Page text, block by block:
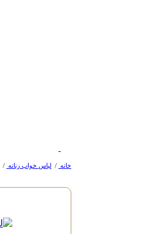
خانه / لباس خواب زنانه /